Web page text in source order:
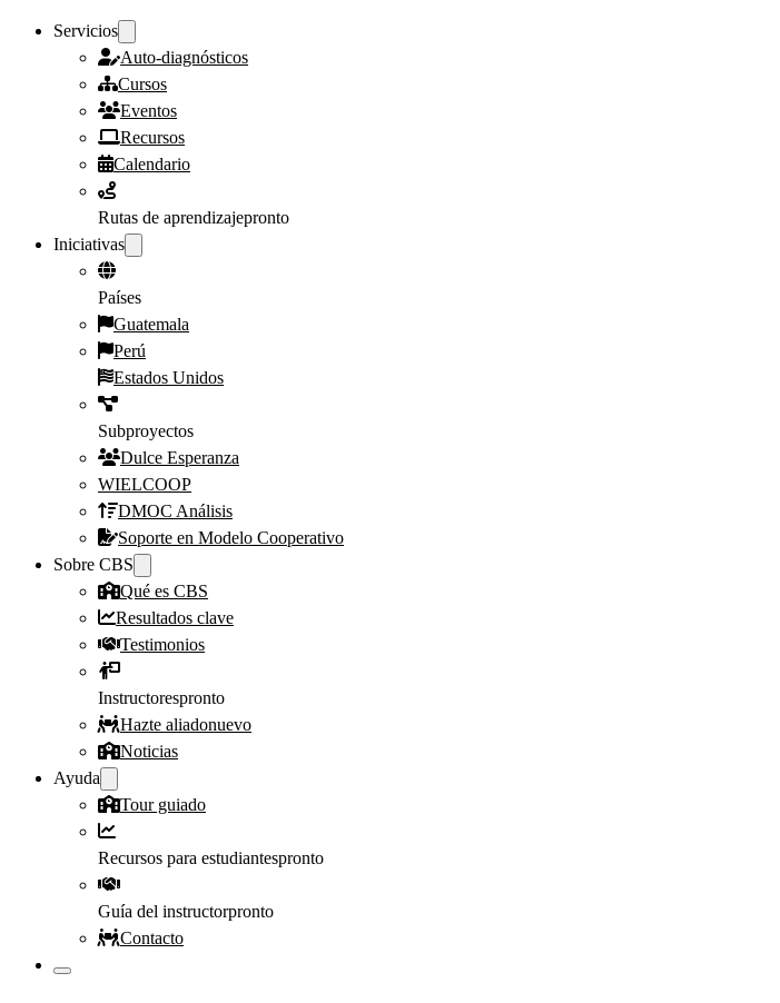
Servicios
Auto-diagnósticos
Cursos
Eventos
Recursos
Calendario
Rutas de aprendizajepronto
Iniciativas
Países
Guatemala
Perú
Estados Unidos
Subproyectos
Dulce Esperanza
WIELCOOP
DMOC Análisis
Soporte en Modelo Cooperativo
Sobre CBS
Qué es CBS
Resultados clave
Testimonios
Instructorespronto
Hazte aliadonuevo
Noticias
Ayuda
Tour guiado
Recursos para estudiantespronto
Guía del instructorpronto
Contacto